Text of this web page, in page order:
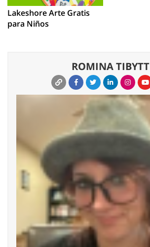
Lakeshore Arte Gratis
para Niños
ROMINA TIBYTT